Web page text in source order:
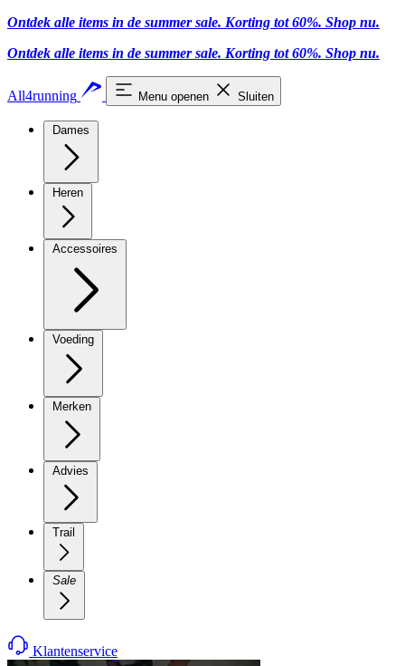
Ontdek alle items in de summer sale. Korting tot 60%. Shop nu.
Ontdek alle items in de summer sale. Korting tot 60%. Shop nu.
All4running Menu openen Sluiten
Dames
Heren
Accessoires
Voeding
Merken
Advies
Trail
Sale
Klantenservice